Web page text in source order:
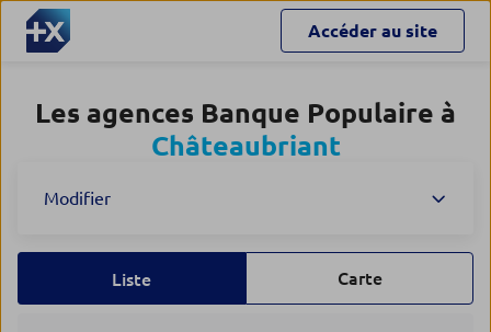
Accéder au site
Les agences Banque Populaire à
Châteaubriant
Modifier
Liste Carte